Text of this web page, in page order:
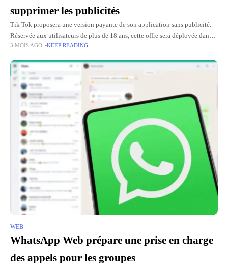
supprimer les publicités
Tik Tok proposera une version payante de son application sans publicité.
Réservée aux utilisateurs de plus de 18 ans, cette offre sera déployée dans
les prochains mois, initialement disponible au
3 MOIS AGO KEEP READING
WEB
WhatsApp Web prépare une prise en charge
des appels pour les groupes